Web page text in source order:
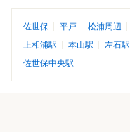
佐世保 平戸 松浦周辺
上相浦駅
本山駅 左石駅
佐世保中央駅